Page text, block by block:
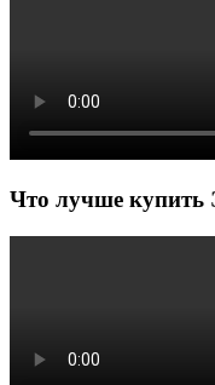
Что лучше купить